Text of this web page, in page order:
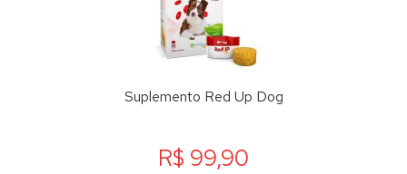
Suplemento Red Up Dog
R$ 99,90